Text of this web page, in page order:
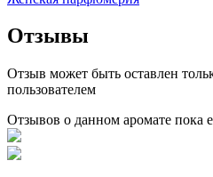
Отзывы
Отзыв может быть оставлен
пользователем
Отзывов о данном аромате пока